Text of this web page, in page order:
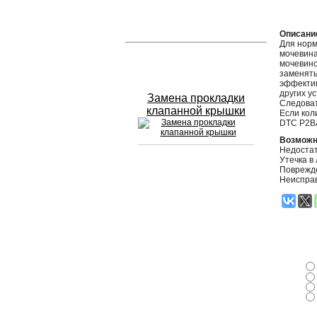
Замена прокладки
клапанной крышки
Для
других
Если
DTC
Утечка